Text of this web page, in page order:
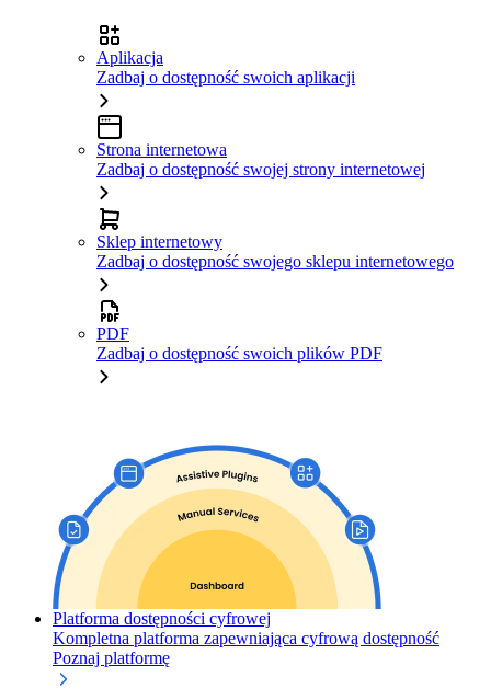
Aplikacja
Zadbaj o dostępność swoich aplikacji
Strona internetowa
Zadbaj o dostępność swojej strony internetowej
Sklep internetowy
Zadbaj o dostępność swojego sklepu internetowego
PDF
Zadbaj o dostępność swoich plików PDF
Platforma dostępności cyfrowej
Kompletna platforma zapewniająca cyfrową dostępność
Poznaj platformę